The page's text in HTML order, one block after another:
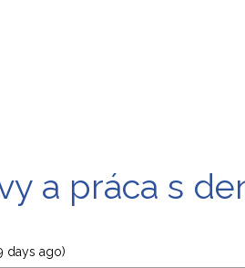
a práca s
days ago)